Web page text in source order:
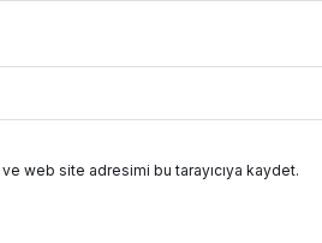
web site adresimi bu tarayıcıya kaydet.